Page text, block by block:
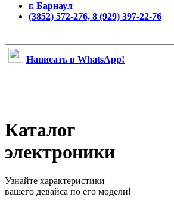
г. Барнаул
(3852) 572-276, 8 (929) 397-22-76
Написать в WhatsApp!
Каталог
электроники
Узнайте характеристики
вашего девайса по его модели!